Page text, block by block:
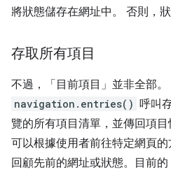
將狀態儲存在網址中。 否則，
存取所有項目
不過，「目前項目」並非全部
navigation.entries() 呼叫
覽的所有項目清單，並傳回項
可以根據使用者前往特定網頁
回顧先前的網址或狀態。目前